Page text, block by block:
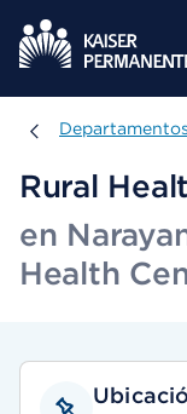
Departamentos
Rural
en
Health